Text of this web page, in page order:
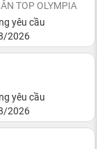
TOP OLYMPIA
yêu cầu
2026
yêu cầu
2026